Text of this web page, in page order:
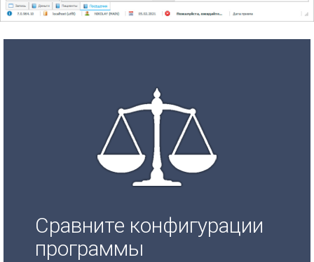
Сравните конфигурации
программы